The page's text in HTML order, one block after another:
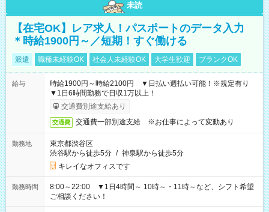
未読
【在宅OK】レア求人！パスポートのデータ入力
＊時給1900円～／短期！すぐ働ける
派遣 職種未経験OK 社会人未経験OK 大学生歓迎 ブランクOK
給与
時給1900円～時給2100円 ▼日払い週払い可能！※規定有り
▼1日6時間勤務で日収1万以上！
交通費別途支給あり
交通費 交通費一部別途支給 ※お仕事によって変動あり
勤務地
東京都渋谷区
渋谷駅から徒歩5分 / 神泉駅から徒歩5分
キレイなオフィスです
勤務時間
8:00～22:00 ▼1日4時間～ 10時～・11時～など、シフト希望
ご相談ください！